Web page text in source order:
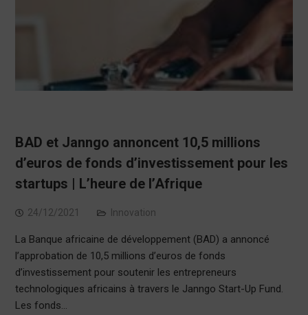
BAD et Janngo annoncent 10,5 millions
d’euros de fonds d’investissement pour les
startups | L’heure de l’Afrique
24/12/2021 Innovation
La Banque africaine de développement (BAD) a annoncé
l’approbation de 10,5 millions d’euros de fonds
d’investissement pour soutenir les entrepreneurs
technologiques africains à travers le Janngo Start-Up Fund.
Les fonds…